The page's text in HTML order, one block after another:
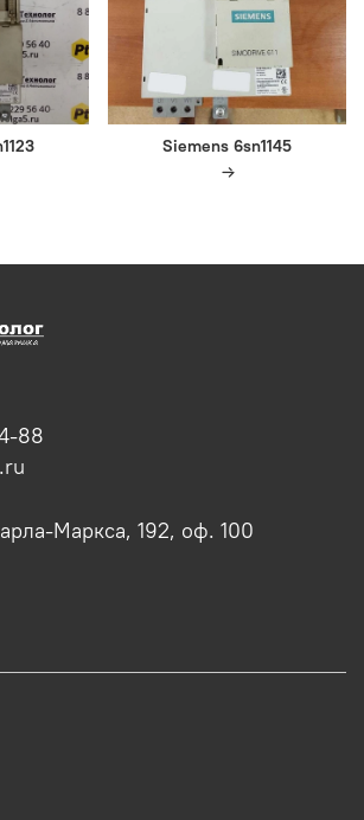
Siemens 6sn1145
88
Маркса, 192, оф. 100